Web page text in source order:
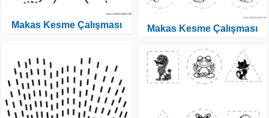
Makas Kesme Çalışması Makas Kesme Çalışması